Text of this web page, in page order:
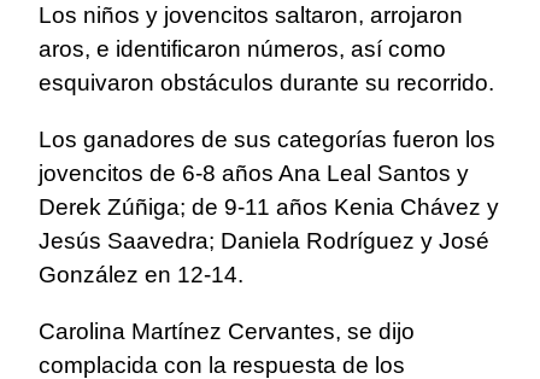
Los niños y jovencitos saltaron, arrojaron
aros, e identificaron números, así como
esquivaron obstáculos durante su recorrido.
Los ganadores de sus categorías fueron los
jovencitos de 6-8 años Ana Leal Santos y
Derek Zúñiga; de 9-11 años Kenia Chávez y
Jesús Saavedra; Daniela Rodríguez y José
González en 12-14.
Carolina Martínez Cervantes, se dijo
complacida con la respuesta de los